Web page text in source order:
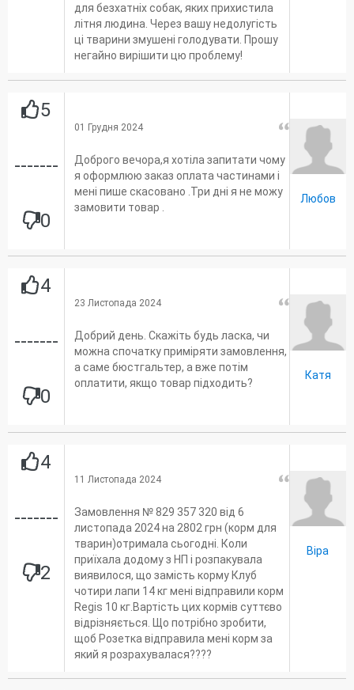
для безхатніх собак, яких прихистила
літня людина. Через вашу недолугість
ці тварини змушені голодувати. Прошу
негайно вирішити цю проблему!
5
-------
0
01 Грудня 2024
Доброго вечора,я хотіла запитати чому
я оформлюю заказ оплата частинами і
мені пише скасовано .Три дні я не можу
замовити товар .
Любов
4
-------
0
23 Листопада 2024
Добрий день. Скажіть будь ласка, чи
можна спочатку приміряти замовлення,
а саме бюстгальтер, а вже потім
оплатити, якщо товар підходить?
Катя
4
-------
2
11 Листопада 2024
Замовлення № 829 357 320 від 6
листопада 2024 на 2802 грн (корм для
тварин)отримала сьогодні. Коли
приїхала додому з НП і розпакувала
виявилося, що замість корму Клуб
чотири лапи 14 кг мені відправили корм
Regis 10 кг.Вартість цих кормів суттєво
відрізняється. Що потрібно зробити,
щоб Розетка відправила мені корм за
який я розрахувалася????
Віра